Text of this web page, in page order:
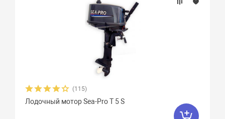
(115)
Лодочный мотор Sea-Pro Т 5 S